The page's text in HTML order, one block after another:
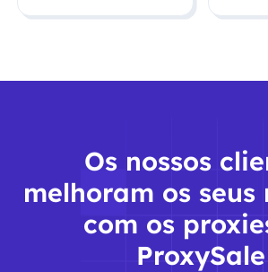
Os nossos
melhoram os seus
com os
ProxySale